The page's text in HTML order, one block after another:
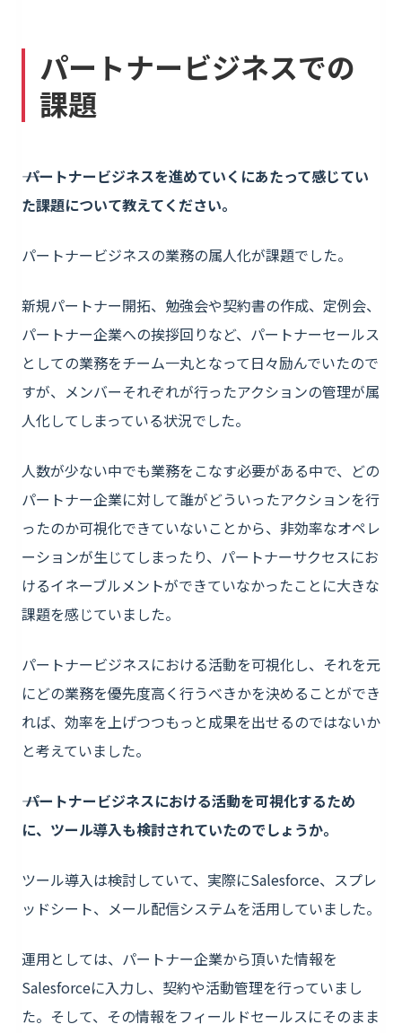
パートナービジネスでの
課題
―― パートナービジネスを進めていくにあたって感じてい
た課題について教えてください。
パートナービジネスの業務の属人化が課題でした。
新規パートナー開拓、勉強会や契約書の作成、定例会、
パートナー企業への挨拶回りなど、パートナーセールス
としての業務をチーム一丸となって日々励んでいたので
すが、メンバーそれぞれが行ったアクションの管理が属
人化してしまっている状況でした。
人数が少ない中でも業務をこなす必要がある中で、どの
パートナー企業に対して誰がどういったアクションを行
ったのか可視化できていないことから、非効率なオペレ
ーションが生じてしまったり、パートナーサクセスにお
けるイネーブルメントができていなかったことに大きな
課題を感じていました。
パートナービジネスにおける活動を可視化し、それを元
にどの業務を優先度高く行うべきかを決めることができ
れば、効率を上げつつもっと成果を出せるのではないか
と考えていました。
―― パートナービジネスにおける活動を可視化するため
に、ツール導入も検討されていたのでしょうか。
ツール導入は検討していて、実際にSalesforce、スプレ
ッドシート、メール配信システムを活用していました。
運用としては、パートナー企業から頂いた情報を
Salesforceに入力し、契約や活動管理を行っていまし
た。そして、その情報をフィールドセールスにそのまま